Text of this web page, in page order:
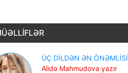
ÜÇ DİLDƏN ƏN ÖNƏMLİSİ
Alidə Mahmudova yazır